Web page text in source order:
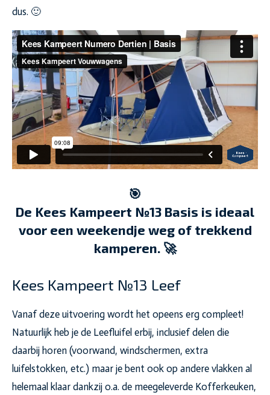
dus. 🙂
🎯
De Kees Kampeert №13 Basis is ideaal
voor een weekendje weg of trekkend
kamperen. 🚀
Kees Kampeert №13 Leef
Vanaf deze uitvoering wordt het opeens erg compleet!
Natuurlijk heb je de Leefluifel erbij, inclusief delen die
daarbij horen (voorwand, windschermen, extra
luifelstokken, etc.) maar je bent ook op andere vlakken al
helemaal klaar dankzij o.a. de meegeleverde Kofferkeuken,